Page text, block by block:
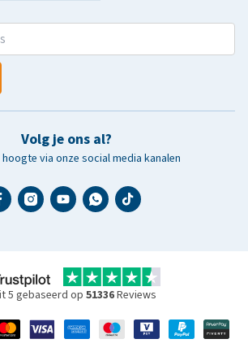
Volg je ons al?
via onze social media kanalen
5 gebaseerd op 51336Reviews